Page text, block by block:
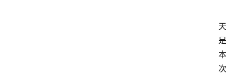
天
是
本
次